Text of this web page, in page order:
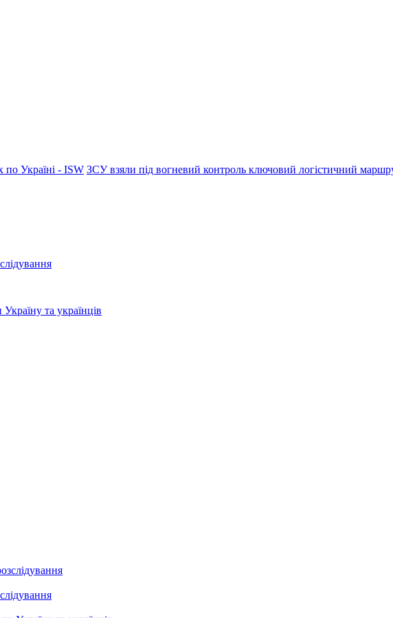
по Україні - ISW ЗСУ взяли під вогневий контроль ключовий логістичний
та українців